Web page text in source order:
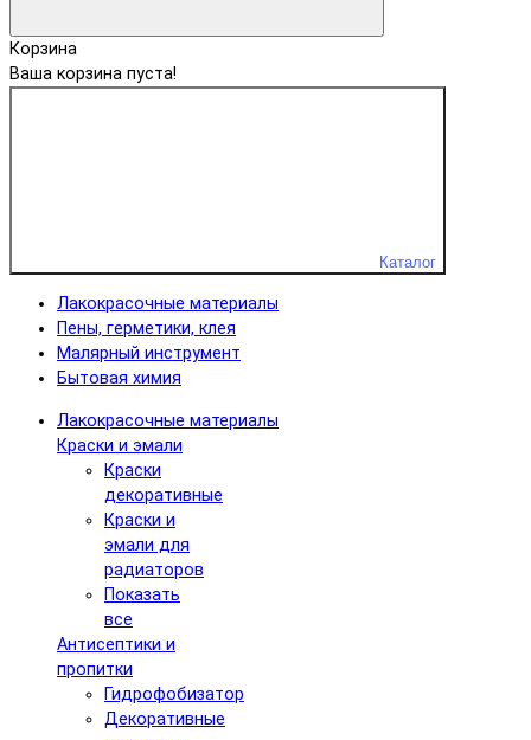
Корзина
Ваша корзина пуста!
Каталог
Лакокрасочные материалы
Пены, герметики, клея
Малярный инструмент
Бытовая химия
Лакокрасочные материалы
Краски и эмали
Краски
декоративные
Краски и
эмали для
радиаторов
Показать
все
Антисептики и
пропитки
Гидрофобизатор
Декоративные